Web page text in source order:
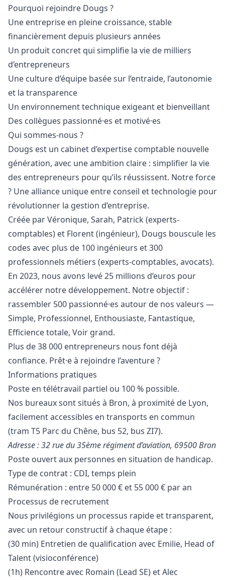
Pourquoi rejoindre Dougs ?
Une entreprise en pleine croissance, stable
financièrement depuis plusieurs années
Un produit concret qui simplifie la vie de milliers
d’entrepreneurs
Une culture d’équipe basée sur l’entraide, l’autonomie
et la transparence
Un environnement technique exigeant et bienveillant
Des collègues passionné·es et motivé·es
Qui sommes-nous ?
Dougs est un cabinet d’expertise comptable nouvelle
génération, avec une ambition claire : simplifier la vie
des entrepreneurs pour qu’ils réussissent. Notre force
? Une alliance unique entre conseil et technologie pour
révolutionner la gestion d’entreprise.
Créée par Véronique, Sarah, Patrick (experts-
comptables) et Florent (ingénieur), Dougs bouscule les
codes avec plus de 100 ingénieurs et 300
professionnels métiers (experts-comptables, avocats).
En 2023, nous avons levé 25 millions d’euros pour
accélérer notre développement. Notre objectif :
rassembler 500 passionné·es autour de nos valeurs —
Simple, Professionnel, Enthousiaste, Fantastique,
Efficience totale, Voir grand.
Plus de 38 000 entrepreneurs nous font déjà
confiance. Prêt·e à rejoindre l’aventure ?
Informations pratiques
Poste en télétravail partiel ou 100 % possible.
Nos bureaux sont situés à Bron, à proximité de Lyon,
facilement accessibles en transports en commun
(tram T5 Parc du Chêne, bus 52, bus ZI7).
Adresse : 32 rue du 35ème régiment d’aviation, 69500 Bron
Poste ouvert aux personnes en situation de handicap.
Type de contrat : CDI, temps plein
Rémunération : entre 50 000 € et 55 000 € par an
Processus de recrutement
Nous privilégions un processus rapide et transparent,
avec un retour constructif à chaque étape :
(30 min) Entretien de qualification avec Emilie, Head of
Talent (visioconférence)
(1h) Rencontre avec Romain (Lead SE) et Alec